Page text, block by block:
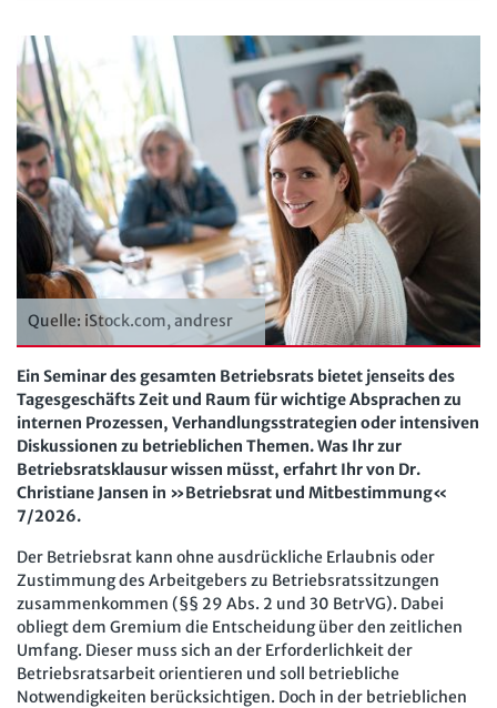
Mitbestimmungskompass
Personalrat
Deutscher Personalräte-Preis
Personalratsarbeit
Personalvertretungsrecht
TVöD | TV-L
Arbeitsschutz
Beschäftigtendatenschutz
Lexikon
JAV
Arbeit in der JAV
SBV
Arbeit in der SBV
MAV
Arbeit in der MAV
Bücher
Zeitschriften
Der Personalrat
Computer und Arbeit
Gute Arbeit
Betriebsrat und Mitbestimmung
Arbeitsschutz und Mitbestimmung
Schwerbehindertenrecht und Inklusion
Mitbestimmung
Arbeit und Recht
Betriebsratswissen online
Beschäftigtendatenschutz online
Personalratswissen online
Arbeitszeit online
KI-Praxis Arbeitsrecht online
JAV-Praxis online
Software
Newsletter
Bund SHOP
Abo
mein Bund-Online
Presse Interne Meldestelle Verträge kündigen
Datenschutz
AGB Impressum
Kontakt
Quelle: iStock.com, andresr
Ein Seminar des gesamten Betriebsrats bietet jenseits des
Tagesgeschäfts Zeit und Raum für wichtige Absprachen zu
internen Prozessen, Verhandlungsstrategien oder intensiven
Diskussionen zu betrieblichen Themen. Was Ihr zur
Betriebsratsklausur wissen müsst, erfahrt Ihr von Dr.
Christiane Jansen in »Betriebsrat und Mitbestimmung«
7/2026.
Der Betriebsrat kann ohne ausdrückliche Erlaubnis oder
Zustimmung des Arbeitgebers zu Betriebsratssitzungen
zusammenkommen (§§ 29 Abs. 2 und 30 BetrVG). Dabei
obliegt dem Gremium die Entscheidung über den zeitlichen
Umfang. Dieser muss sich an der Erforderlichkeit der
Betriebsratsarbeit orientieren und soll betriebliche
Notwendigkeiten berücksichtigen. Doch in der betrieblichen